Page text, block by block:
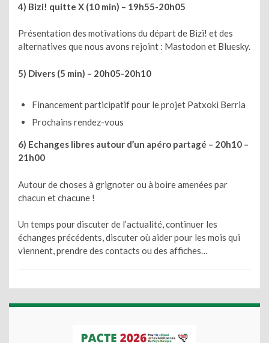
4) Bizi! quitte X (10 min) – 19h55-20h05
Présentation des motivations du départ de Bizi! et des
alternatives que nous avons rejoint : Mastodon et Bluesky.
5) Divers (5 min) – 20h05-20h10
Financement participatif pour le projet Patxoki Berria
Prochains rendez-vous
6) Echanges libres autour d’un apéro partagé – 20h10 –
21h00
Autour de choses à grignoter ou à boire amenées par
chacun et chacune !
Un temps pour discuter de l’actualité, continuer les
échanges précédents, discuter où aider pour les mois qui
viennent, prendre des contacts ou des affiches…